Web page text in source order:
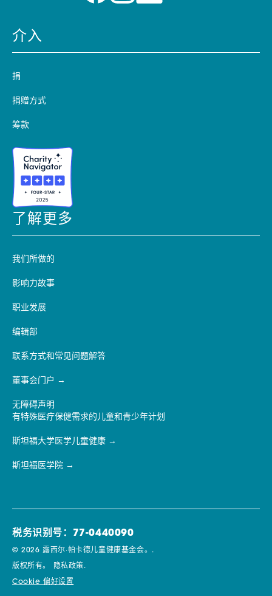
介入
捐
捐赠方式
筹款
了解更多
我们所做的
影响力故事
职业发展
编辑部
联系方式和常见问题解答
董事会门户
无障碍声明
有特殊医疗保健需求的儿童和青少年计划
斯坦福大学医学儿童健康
斯坦福医学院
税务识别号：77-0440090
© 2026 露西尔·帕卡德儿童健康基金会。.
版权所有。 隐私政策.
Cookie 偏好设置